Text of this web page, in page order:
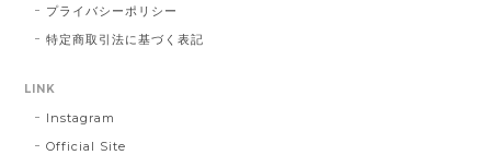
プライバシーポリシー
特定商取引法に基づく表記
LINK
Instagram
Official Site